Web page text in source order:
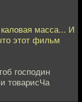
масса... И
этот фильм
господин
товарисЧа